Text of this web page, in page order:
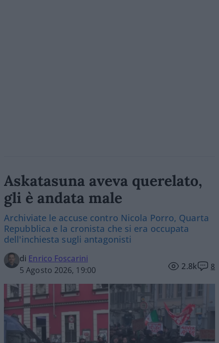
Askatasuna aveva querelato,
gli è andata male
Archiviate le accuse contro Nicola Porro, Quarta
Repubblica e la cronista che si era occupata
dell'inchiesta sugli antagonisti
di Enrico Foscarini
5 Agosto 2026, 19:00
2.8k 8